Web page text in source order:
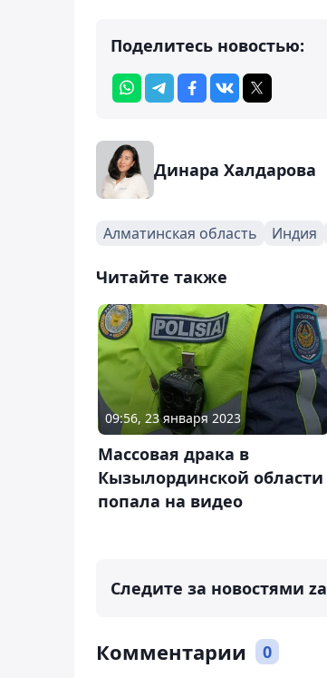
Поделитесь новостью:
Динара Халдарова
Алматинская область Индия
Читайте также
09:56, 23 января 2023
Массовая драка в
Кызылординской области
попала на видео
Следите за новостями
Комментарии 0